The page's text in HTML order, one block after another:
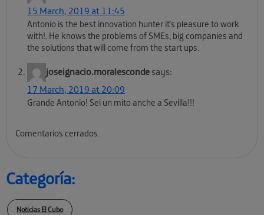
15 March, 2019 at 11:45
Antonio is the best innovation hunter it’s pleasure to work
with!. He knows the problems of SMEs, big companies and
the solutions that will come from the start ups.
joseignacio.moralesconde says:
17 March, 2019 at 20:09
Grande Antonio! Sei un mito anche a Sevilla!!!
Comentarios cerrados.
Categoría:
Noticias El Cubo